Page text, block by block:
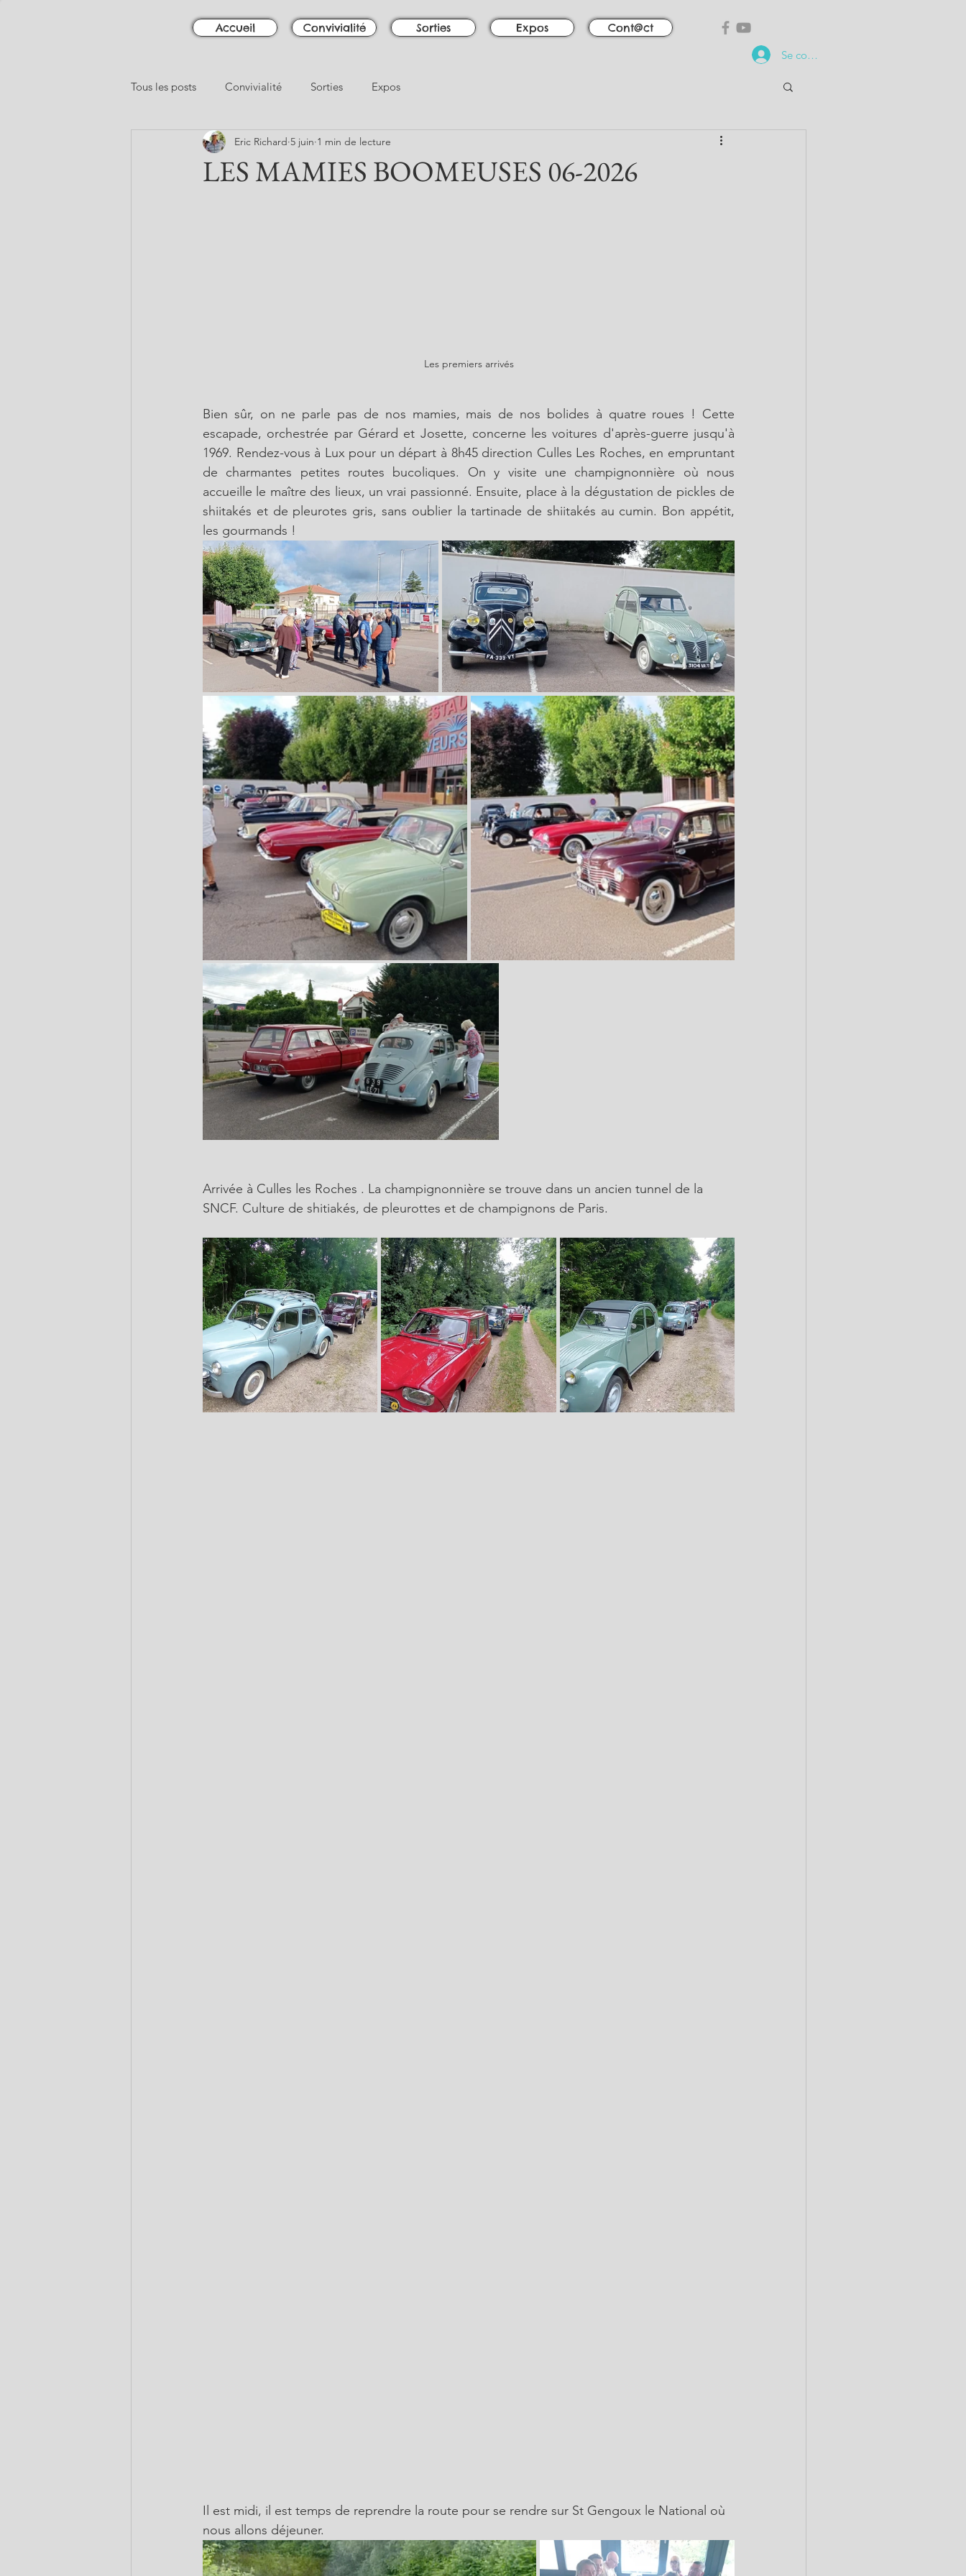
Accueil Convivialité Sorties Expos
Cont@ct
Se connecter
Tous les posts Convivialité Sorties Expos
LES MAMIES BOOMEUSES 06-2026
Eric Richard 5 juin 1 min de lecture
Les premiers arrivés
Bien sûr, on ne parle pas de nos mamies, mais de nos bolides à quatre roues ! Cette
escapade, orchestrée par Gérard et Josette, concerne les voitures d'après-guerre jusqu'à
1969. Rendez-vous à Lux pour un départ à 8h45 direction Culles Les Roches, en empruntant
de charmantes petites routes bucoliques. On y visite une champignonnière où nous
accueille le maître des lieux, un vrai passionné. Ensuite, place à la dégustation de pickles de
shiitakés et de pleurotes gris, sans oublier la tartinade de shiitakés au cumin. Bon appétit,
les gourmands !
Arrivée à Culles les Roches . La champignonnière se trouve dans un ancien tunnel de la
SNCF. Culture de shitiakés, de pleurottes et de champignons de Paris.
Il est midi, il est temps de reprendre la route pour se rendre sur St Gengoux le National où
nous allons déjeuner.